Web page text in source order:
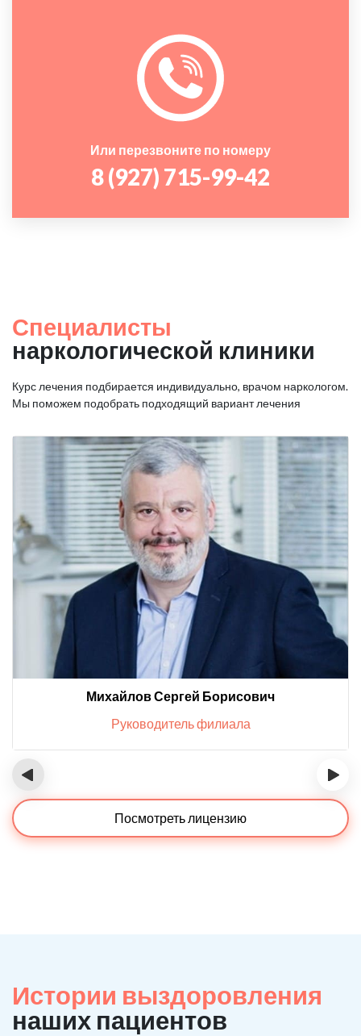
Или перезвоните по номеру
8 (927) 715-99-42
Специалисты
наркологической клиники
Курс лечения подбирается индивидуально, врачом наркологом.
Мы поможем подобрать подходящий вариант лечения
Михайлов Сергей Борисович
Руководитель филиала
‹ ›
Посмотреть лицензию
Истории выздоровления
наших пациентов